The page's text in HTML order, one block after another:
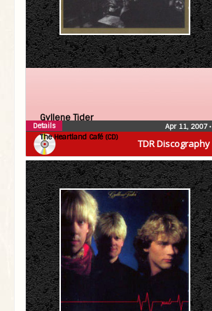
TDR Discography
Gyllene Tider
The Heartland Café (CD)
Apr 11, 2007•
Details